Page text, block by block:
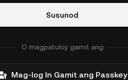
Susunod
O magpatuloy gamit ang
Mag-log In Gamit ang Passkey